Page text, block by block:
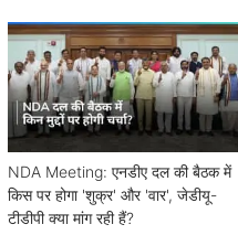
NDA Meeting: एनडीए दल की बैठक में
किस पर होगा 'शुक्र' और 'वार', जेडीयू-
टीडीपी क्या मांग रही हैं?